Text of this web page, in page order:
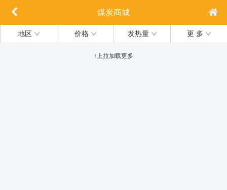
煤炭商城
地区 价格 发热量 更 多
↑上拉加载更多